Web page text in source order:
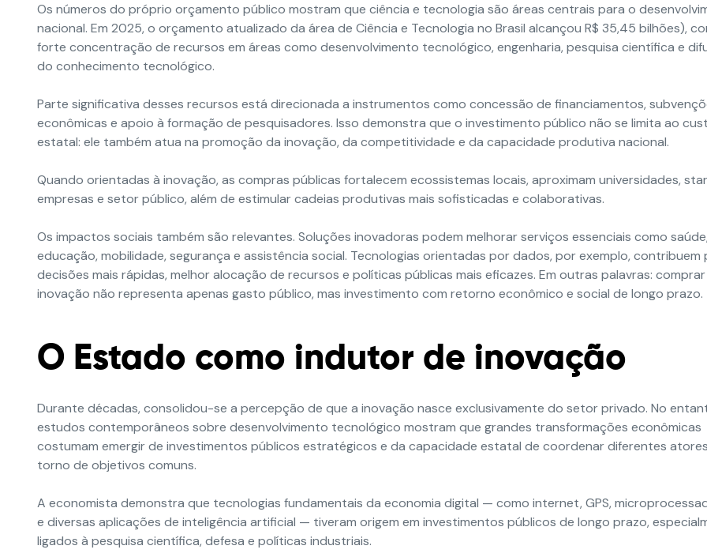
Os números do próprio orçamento público mostram que ciência e tecnologia são áreas centrais para o
nacional. Em 2025, o orçamento atualizado da área de Ciência e Tecnologia no Brasil alcançou R$ 35,45 bilhões),
forte concentração de recursos em áreas como desenvolvimento tecnológico, engenharia, pesquisa científica e
do conhecimento tecnológico.
Parte significativa desses recursos está direcionada a instrumentos como concessão de financiamentos,
econômicas e apoio à formação de pesquisadores. Isso demonstra que o investimento público não se limita ao
estatal: ele também atua na promoção da inovação, da competitividade e da capacidade produtiva nacional.
Quando orientadas à inovação, as compras públicas fortalecem ecossistemas locais, aproximam universidades,
empresas e setor público, além de estimular cadeias produtivas mais sofisticadas e colaborativas.
Os impactos sociais também são relevantes. Soluções inovadoras podem melhorar serviços essenciais como saúde,
educação, mobilidade, segurança e assistência social. Tecnologias orientadas por dados, por exemplo, contribuem
decisões mais rápidas, melhor alocação de recursos e políticas públicas mais eficazes. Em outras palavras: comprar
inovação não representa apenas gasto público, mas investimento com retorno econômico e social de longo prazo.
O Estado como indutor de inovação
Durante décadas, consolidou-se a percepção de que a inovação nasce exclusivamente do setor privado. No
estudos contemporâneos sobre desenvolvimento tecnológico mostram que grandes transformações econômicas
costumam emergir de investimentos públicos estratégicos e da capacidade estatal de coordenar diferentes
torno de objetivos comuns.
A economista demonstra que tecnologias fundamentais da economia digital — como internet, GPS,
e diversas aplicações de inteligência artificial — tiveram origem em investimentos públicos de longo prazo,
ligados à pesquisa científica, defesa e políticas industriais.